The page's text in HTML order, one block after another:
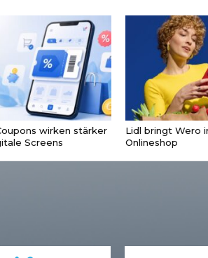
wirken stärker
Screens
Lidl bringt Wero
Onlineshop